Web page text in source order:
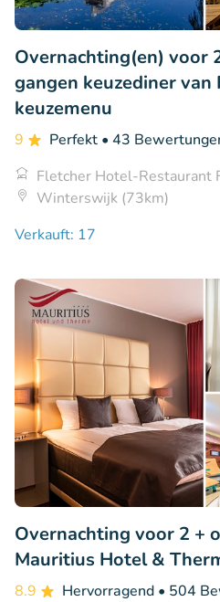
Overnachting(en) voor
gangen keuzediner van
keuzemenu
9 Perfekt • 43
Fletcher Hotel-Restaurant
Winterswijk (73km)
Verkauft: 17
Overnachting voor 2 +
Mauritius Hotel &
8.9 Hervorragend • 504